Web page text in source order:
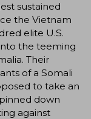
sustained
the Vietnam
elite U.S.
the teeming
Their
of a Somali
to take an
down
against